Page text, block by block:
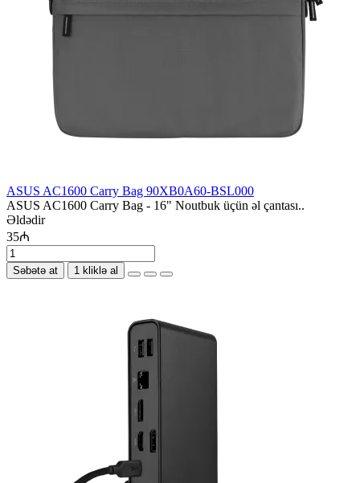
ASUS AC1600 Carry Bag 90XB0A60-BSL000
ASUS AC1600 Carry Bag - 16" Noutbuk üçün əl çantası..
Əldədir
35₼
Səbətə at 1 kliklə al